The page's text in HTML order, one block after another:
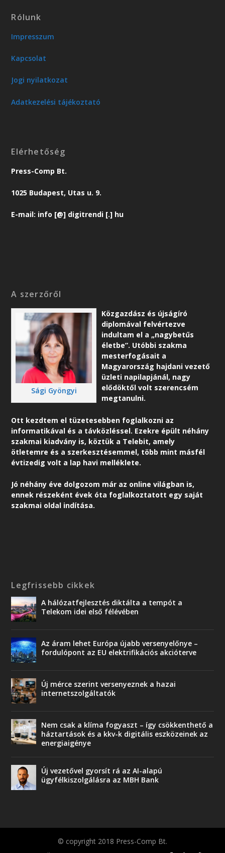
Rólunk
Impresszum
Kapcsolat
Jogi nyilatkozat
Adatkezelési tájékoztató
Elérhetőség
Press-Comp Bt.
1025 Budapest, Utas u. 9.
E-mail: info [@] digitrendi [.] hu
A szerzőről
Sági Gyöngyi
Közgazdász és újságíró
diplomával felvértezve
indultam el a „nagybetűs
életbe”. Utóbbi szakma
mesterfogásait a
Magyarország hajdani vezető
üzleti napilapjánál, nagy
elődöktől volt szerencsém
megtanulni.
Ott kezdtem el tüzetesebben foglalkozni az
informatikával és a távközléssel. Ezekre épült néhány
szakmai kiadvány is, köztük a Telebit, amely
ötletemre és a szerkesztésemmel, több mint másfél
évtizedig volt a lap havi melléklete.
Jó néhány éve dolgozom már az online világban is,
ennek részeként évek óta foglalkoztatott egy saját
szakmai oldal indítása.
Legfrissebb cikkek
A hálózatfejlesztés diktálta a tempót a
Telekom idei első félévében
Az áram lehet Európa újabb versenyelőnye –
fordulópont az EU elektrifikációs akcióterve
Új mérce szerint versenyeznek a hazai
internetszolgáltatók
Nem csak a klíma fogyaszt – így csökkenthető a
háztartások és a kkv-k digitális eszközeinek az
energiaigénye
Új vezetővel gyorsít rá az AI-alapú
ügyfélkiszolgálásra az MBH Bank
© copyright 2018 Press-Comp Bt.